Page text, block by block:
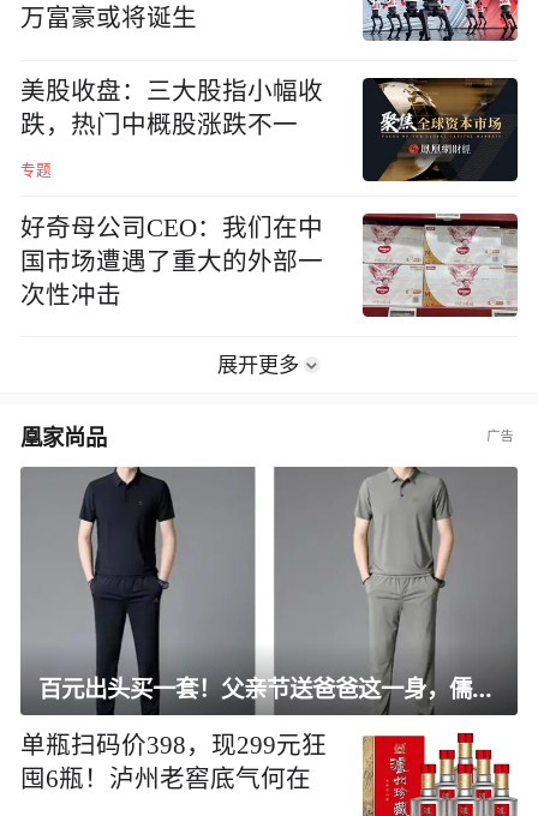
万富豪或将诞生
美股收盘：三大股指小幅收
跌，热门中概股涨跌不一
专题
好奇母公司CEO：我们在中
国市场遭遇了重大的外部一
次性冲击
展开更多
凰家尚品
百元出头买一套！父亲节送爸爸这一身，儒雅有型还凉爽
单瓶扫码价398，现299元狂
囤6瓶！泸州老窖底气何在